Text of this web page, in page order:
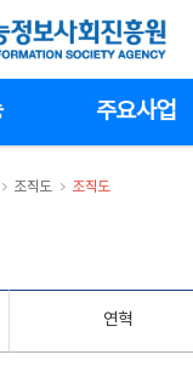
주요사업
>
조직도 >
조직도
연혁